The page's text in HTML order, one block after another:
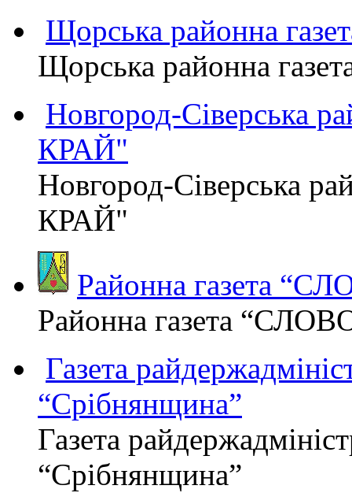
Щорська районна
Щорська районна
Новгород-Сіверська
КРАЙ"
Новгород-Сіверська
КРАЙ"
Районна газета
Районна газета
Газета
“Срібнянщина”
Газета
“Срібнянщина”